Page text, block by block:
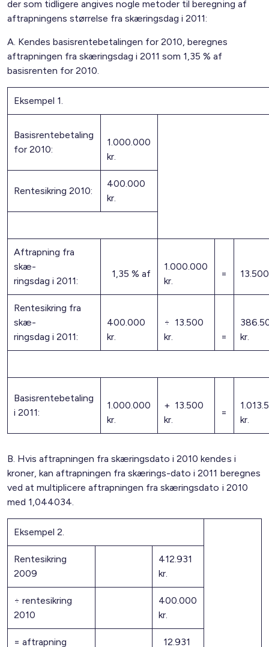
der som tidligere angives nogle metoder til beregning af
aftrapningens størrelse fra skæringsdag i 2011:
A. Kendes basisrentebetalingen for 2010, beregnes
aftrapningen fra skæringsdag i 2011 som 1,35 % af
basisrenten for 2010.
Eksempel 1.
Basisrentebetaling
for 2010:
1.000.000
kr.
Rentesikring 2010:
400.000
kr.
Aftrapning fra
skæ-
ringsdag i 2011:
1,35 % af
1.000.000
kr.
=
Rentesikring fra
skæ-
ringsdag i 2011:
400.000
kr.
÷ 13.500
kr.
=
kr.
Basisrentebetaling
i 2011:
1.000.000
kr.
+ 13.500
kr.
=
kr.
B. Hvis aftrapningen fra skæringsdato i 2010 kendes i
kroner, kan aftrapningen fra skærings-dato i 2011 beregnes
ved at multiplicere aftrapningen fra skæringsdato i 2010
med 1,044034.
Eksempel 2.
Rentesikring
2009
412.931
kr.
÷ rentesikring
2010
400.000
kr.
= aftrapning
12.931